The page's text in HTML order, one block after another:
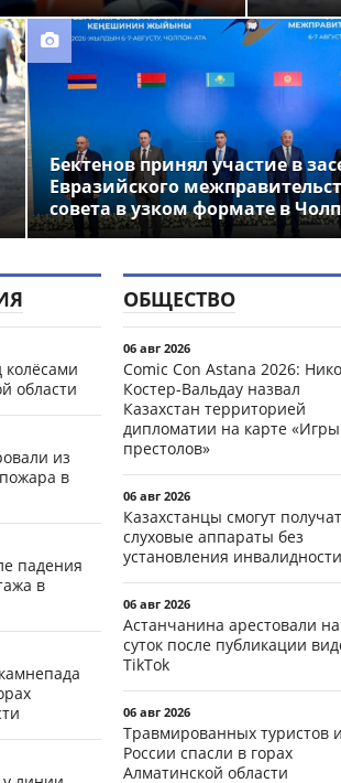
Бектенов принял участие в
Евразийского
совета в узком формате в
области
из
в
падения
в
ОБЩЕСТВО
06 авг 2026
Comic Con Astana 2026:
Костер-Вальдау назвал
Казахстан территорией
дипломатии на карте «Игры
престолов»
06 авг 2026
Казахстанцы смогут
слуховые аппараты без
установления инвалидности
06 авг 2026
Астанчанина арестовали
суток после публикации
TikTok
06 авг 2026
Травмированных туристов
России спасли в горах
Алматинской области